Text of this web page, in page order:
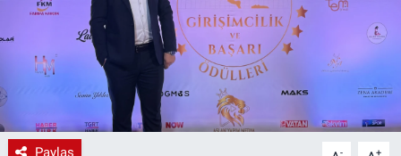
Paylaş - +